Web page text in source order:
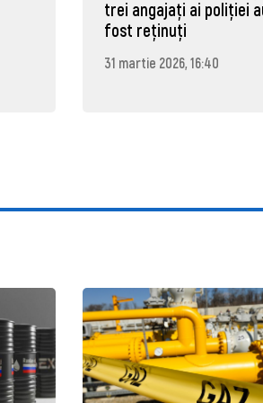
trei angajați ai poliției
fost reținuți
31 martie 2026, 16:40